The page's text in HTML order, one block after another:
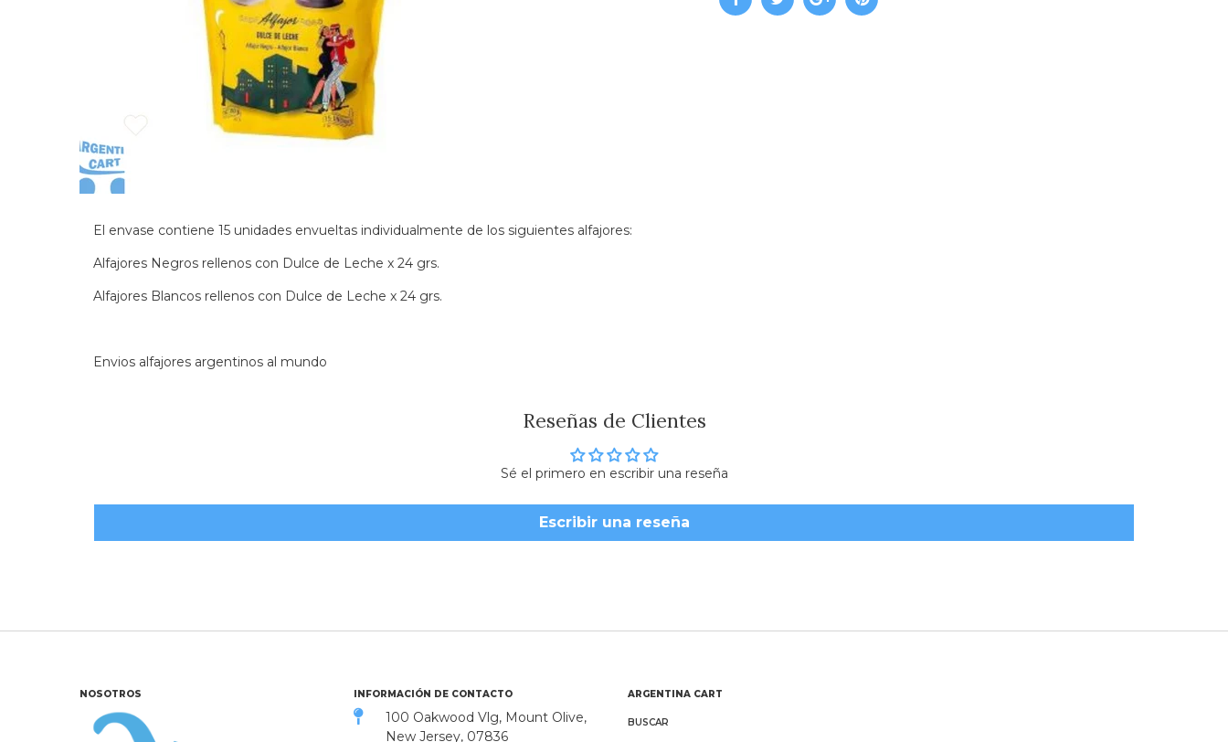
El envase contiene 15 unidades envueltas individualmente de los siguientes alfajores:
Alfajores Negros rellenos con Dulce de Leche x 24 grs.
Alfajores Blancos rellenos con Dulce de Leche x 24 grs.
Envios alfajores argentinos al mundo
Reseñas de Clientes
Sé el primero en escribir una reseña
Escribir una reseña
NOSOTROS INFORMACIÓN DE CONTACTO
100 Oakwood Vlg, Mount Olive,
New Jersey, 07836
ARGENTINA CART
BUSCAR